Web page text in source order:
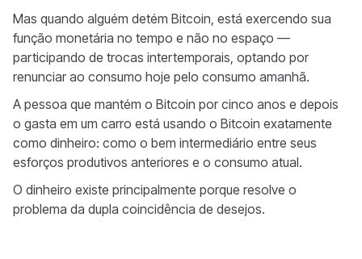
Mas quando alguém detém Bitcoin, está exercendo sua
função monetária no tempo e não no espaço —
participando de trocas intertemporais, optando por
renunciar ao consumo hoje pelo consumo amanhã.
A pessoa que mantém o Bitcoin por cinco anos e depois
o gasta em um carro está usando o Bitcoin exatamente
como dinheiro: como o bem intermediário entre seus
esforços produtivos anteriores e o consumo atual.
O dinheiro existe principalmente porque resolve o
problema da dupla coincidência de desejos.